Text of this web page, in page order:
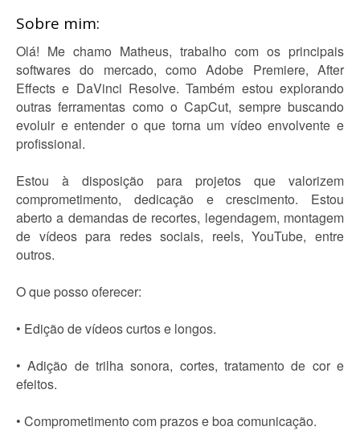
Sobre mim:
Olá! Me chamo Matheus, trabalho com os principais
softwares do mercado, como Adobe Premiere, After
Effects e DaVinci Resolve. Também estou explorando
outras ferramentas como o CapCut, sempre buscando
evoluir e entender o que torna um vídeo envolvente e
profissional.
Estou à disposição para projetos que valorizem
comprometimento, dedicação e crescimento. Estou
aberto a demandas de recortes, legendagem, montagem
de vídeos para redes sociais, reels, YouTube, entre
outros.
O que posso oferecer:
• Edição de vídeos curtos e longos.
• Adição de trilha sonora, cortes, tratamento de cor e
efeitos.
• Comprometimento com prazos e boa comunicação.